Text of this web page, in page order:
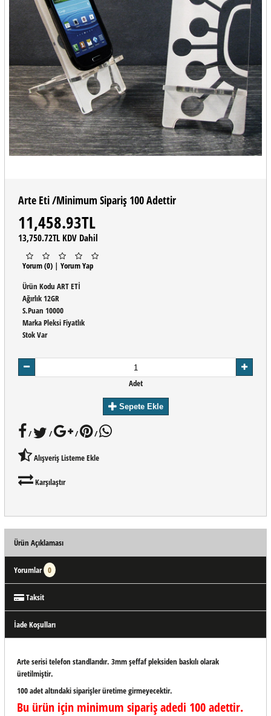
Arte Eti /minimum Sipariş 100 Adettir
11,458.93TL
13,750.72TL KDV Dahil
Yorum (0) | Yorum Yap
Ürün Kodu ART ETİ
Ağırlık12GR
S.Puan 10000
MarkaPleksi Fiyatlık
StokVar
Adet
Sepete Ekle
/ / / /
Alışveriş Listeme Ekle
Karşılaştır
Ürün Açıklaması
Yorumlar 0
Taksit
İade Koşulları
Arte serisi telefon standlarıdır. 3mm şeffaf pleksiden baskılı olarak
üretilmiştir.
100 adet altındaki siparişler üretime girmeyecektir.
Bu ürün için minimum sipariş adedi 100 adettir.